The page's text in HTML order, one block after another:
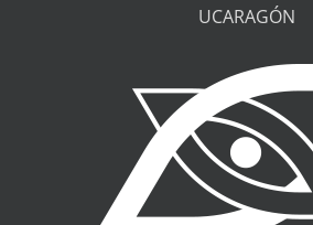
UCARAGÓN